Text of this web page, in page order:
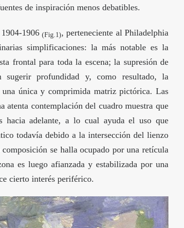
de inspiración menos debatibles.
1906 (Fig.1), perteneciente al Philadelphia
simplificaciones: la más notable es la
frontal para toda la escena; la supresión de
sugerir profundidad y, como resultado, la
única y comprimida matriz pictórica. Las
atenta contemplación del cuadro muestra que
hacia adelante, a lo cual ayuda el uso que
todavía debido a la intersección del lienzo
se halla ocupado por una retícula
es luego afianzada y estabilizada por una
cierto interés periférico.